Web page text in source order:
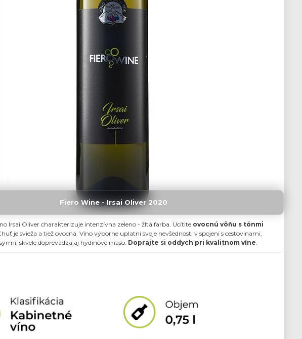
Fiero Wine - Irsai Oliver 2020
Irsai Oliver charakterizuje intenzívna zeleno - žltá farba. Ucítite ovocnú vôňu s tónmi
je svieža a tiež ovocná. Víno výborne uplatní svoje nevšednosti v spojení s cestovinami,
skvele doprevádza aj hydinové mäso. Doprajte si oddych pri kvalitnom víne.